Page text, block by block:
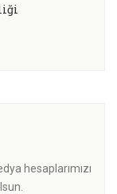
hesaplarımızı